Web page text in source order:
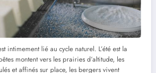
intimement lié au cycle naturel. L’été est la
montent vers les prairies d’altitude, les
et affinés sur place, les bergers vivent